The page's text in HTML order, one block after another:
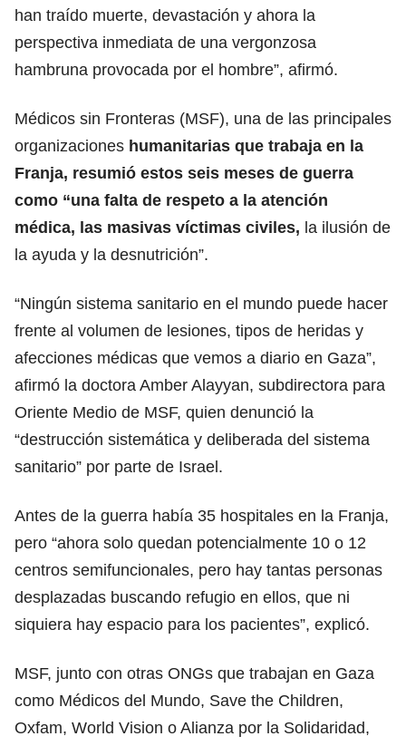
han traído muerte, devastación y ahora la
perspectiva inmediata de una vergonzosa
hambruna provocada por el hombre”, afirmó.
Médicos sin Fronteras (MSF), una de las principales
organizaciones humanitarias que trabaja en la
Franja, resumió estos seis meses de guerra
como “una falta de respeto a la atención
médica, las masivas víctimas civiles, la ilusión de
la ayuda y la desnutrición”.
“Ningún sistema sanitario en el mundo puede hacer
frente al volumen de lesiones, tipos de heridas y
afecciones médicas que vemos a diario en Gaza”,
afirmó la doctora Amber Alayyan, subdirectora para
Oriente Medio de MSF, quien denunció la
“destrucción sistemática y deliberada del sistema
sanitario” por parte de Israel.
Antes de la guerra había 35 hospitales en la Franja,
pero “ahora solo quedan potencialmente 10 o 12
centros semifuncionales, pero hay tantas personas
desplazadas buscando refugio en ellos, que ni
siquiera hay espacio para los pacientes”, explicó.
MSF, junto con otras ONGs que trabajan en Gaza
como Médicos del Mundo, Save the Children,
Oxfam, World Vision o Alianza por la Solidaridad,